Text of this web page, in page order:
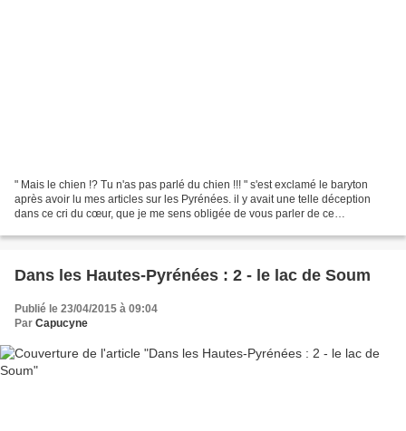
" Mais le chien !? Tu n'as pas parlé du chien !!! " s'est exclamé le baryton
après avoir lu mes articles sur les Pyrénées. il y avait une telle déception
dans ce cri du cœur, que je me sens obligée de vous parler de ce
Dans les Hautes-Pyrénées : 2 - le lac de Soum
Publié le 23/04/2015 à 09:04
Par Capucyne